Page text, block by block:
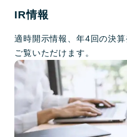
IR情報
適時開示情報、年4回の決
ご覧いただけます。